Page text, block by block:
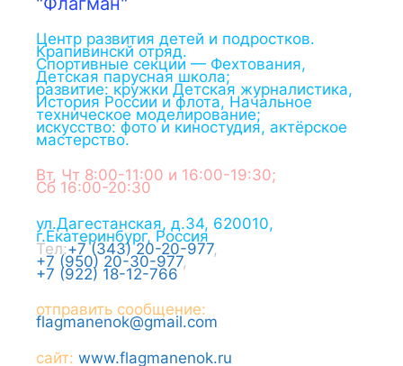
Центр развития детей и подростков.
Крапивинскй отряд.
Спортивные секции — Фехтования,
Детская парусная школа;
развитие: кружки Детская журналистика,
История России и флота, Начальное
техническое моделирование;
искусство: фото и киностудия, актёрское
мастерство.
Вт, Чт 8:00-11:00 и 16:00-19:30;
Сб 16:00-20:30
ул.Дагестанская, д.34, 620010,
г.Екатеринбург, Россия
Тел:+7 (343) 20-20-977,
+7 (950) 20-30-977,
+7 (922) 18-12-766
отправить сообщение:
flagmanenok@gmail.com
сайт: www.flagmanenok.ru